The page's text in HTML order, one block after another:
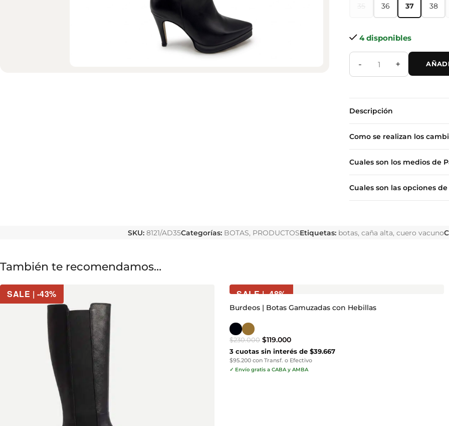
36
36 37
37 38
38
4 disponibles
- +
Descripción
Como se realizan los
Cuales son los medios de
Cuales son las opciones de
SKU: 8121/AD35Categorías: BOTAS, PRODUCTOSEtiquetas: botas, caña alta, cuero vacuno
También te recomendamos…
SALE | -43% SALE | -48%
Burdeos | Botas Gamuzadas con Hebillas
$230.000 $119.000
3 cuotas sin interés de $39.667
$95.200 con Transf. o Efectivo
✓ Envío gratis a CABA y AMBA